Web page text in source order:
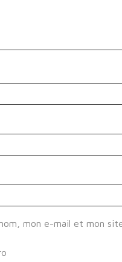
mon e-mail et mon